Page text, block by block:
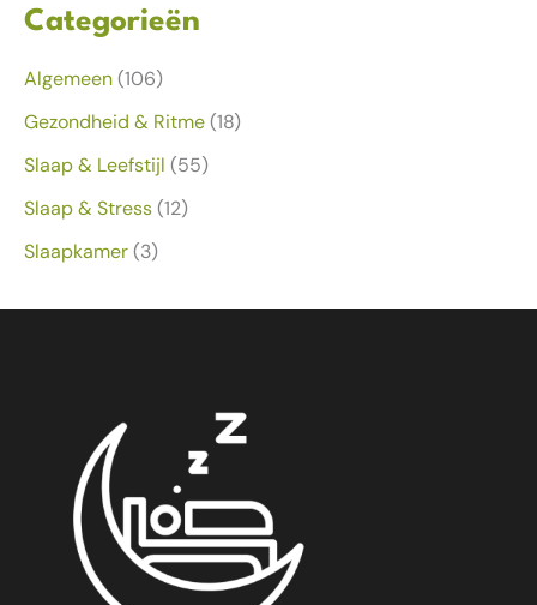
Categorieën
Algemeen(106)
Gezondheid & Ritme(18)
Slaap & Leefstijl (55)
Slaap & Stress(12)
Slaapkamer(3)